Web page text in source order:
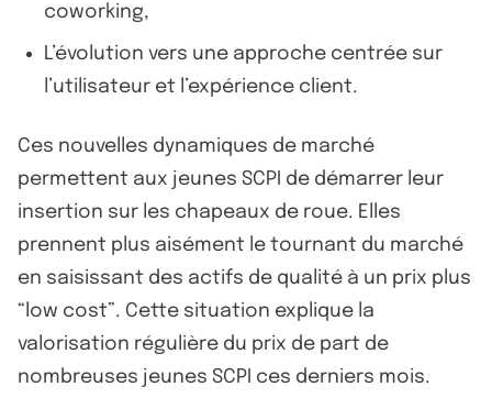
coworking,
L’évolution vers une approche centrée sur
l’utilisateur et l’expérience client.
Ces nouvelles dynamiques de marché
permettent aux jeunes SCPI de démarrer leur
insertion sur les chapeaux de roue. Elles
prennent plus aisément le tournant du marché
en saisissant des actifs de qualité à un prix plus
“low cost”. Cette situation explique la
valorisation régulière du prix de part de
nombreuses jeunes SCPI ces derniers mois.